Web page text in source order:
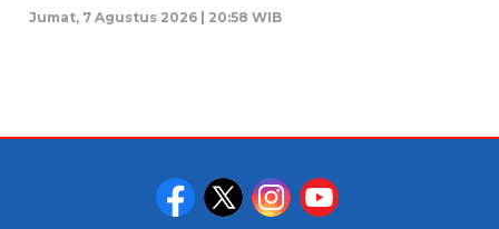
Jumat, 7 Agustus 2026 | 20:58 WIB